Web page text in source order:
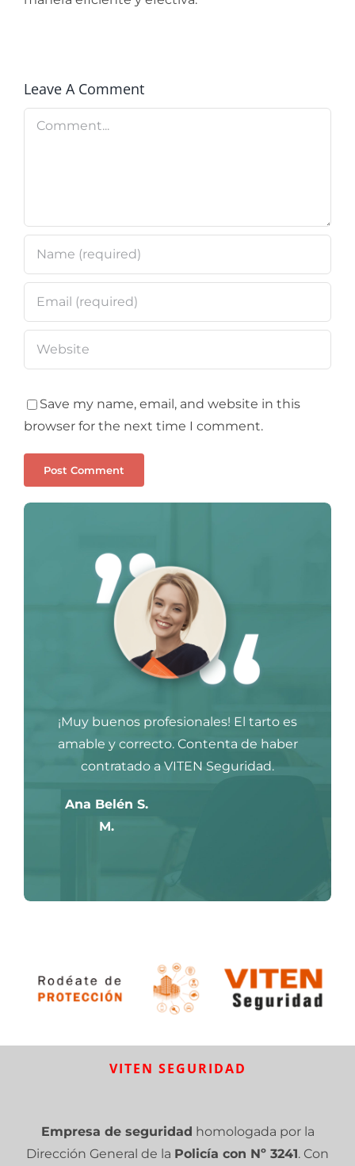
Leave A Comment
Comment
Save my name, email, and website in this
browser for the next time I comment.
¡Muy buenos profesionales! El tarto es
amable y correcto. Contenta de haber
contratado a VITEN Seguridad.
Ana Belén S.
M.
VITEN SEGURIDAD
Empresa de seguridad homologada por la
Dirección General de la Policía con Nº 3241. Con